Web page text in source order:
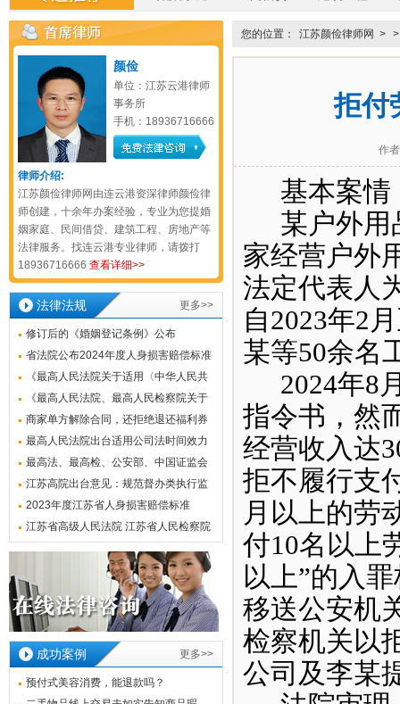
颜俭
单位：江苏云港律师
事务所
手机：18936716666
律师介绍:
江苏颜俭律师网由连云港资深律师颜俭律
师创建，十余年办案经验，专业为您提婚
姻家庭、民间借贷、建筑工程、房地产等
法律服务。找连云港专业律师，请拨打
18936716666 查看详细>>
法律法规 更多>>
修订后的《婚姻登记条例》公布
省法院公布2024年度人身损害赔偿标准
相关统计数据！
《最高人民法院关于适用〈中华人民共
和国民法典〉侵权责任编的解释
（一）》发布
《最高人民法院、最高人民检察院关于
办理洗钱刑事案件适用法律若干问题的
解释》
商家单方解除合同，还拒绝退还福利券
余额？法院判退！
最高人民法院出台适用公司法时间效力
司法解释
最高法、最高检、公安部、中国证监会
联合印发《关于办理证券期货违法犯罪
案件工作若干问题的意见》
江苏高院出台意见：规范督办类执行监
督案件办理
2023年度江苏省人身损害赔偿标准
江苏省高级人民法院 江苏省人民检察院
行)》实施细则(试行)2023版
成功案例 更多>>
预付式美容消费，能退款吗？
您的位置： 江苏颜俭律师网 >
拒付
作
基本案情
某户外用
家经营户外
法定代表人
自2023年2
某等50余名
2024年8
指令书，然
经营收入达
拒不履行支
月以上的劳
付10名以上
以上”的入
移送公安机
检察机关以
公司及李某